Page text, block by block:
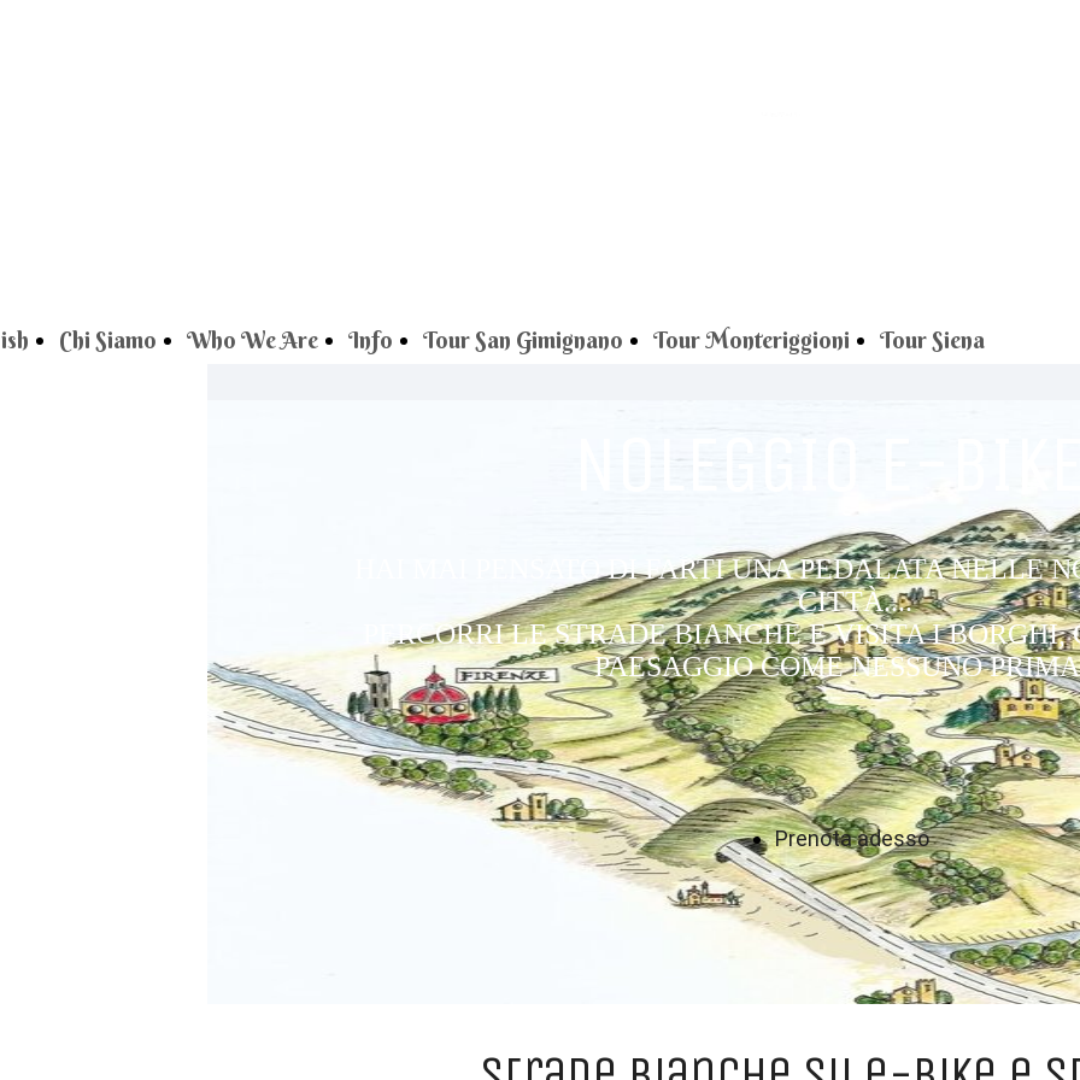
Chi Siamo Who We Are Info Tour San Gimignano Tour Monteriggioni Tour Siena
NOLEGGIO E-
HAI MAI PENSATO DI FARTI UNA PEDALATA NELLE
CITTÀ....
PERCORRI LE STRADE BIANCHE E VISITA I BORGHI,
PAESAGGIO COME NESSUNO
Prenota adesso